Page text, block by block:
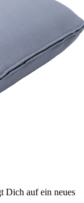
Dich auf ein neues